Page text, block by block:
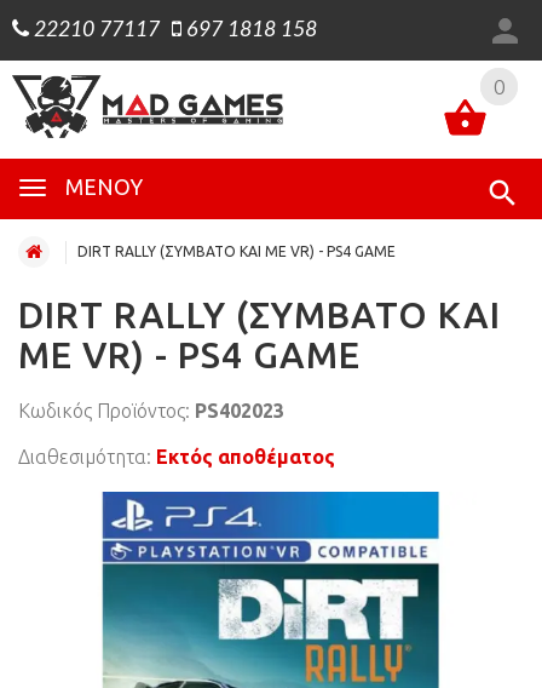
22210 77117 697 1818 158
0
ΜΕΝΟΎ
0
DIRT RALLY (ΣΥΜΒΑΤΟ ΚΑΙ ΜΕ VR) - PS4 GAME
DIRT RALLY (ΣΥΜΒΑΤΟ ΚΑΙ
ΜΕ VR) - PS4 GAME
Κωδικός Προϊόντος: PS402023
Διαθεσιμότητα: Εκτός αποθέματος